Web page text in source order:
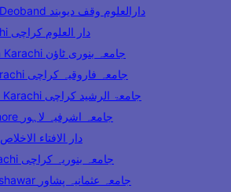
Darul Uloom Waqf Deoband دارالعلوم وقف دیوبند
Darul Uloom Karachi دار العلوم کراچی
Jamia Banuri Town Karachi جامعہ بنوری ٹاؤن
Jamia Farooqia Karachi جامعہ فاروقیہ کراچی
Jamia tur Rasheed Karachi جامعۃ الرشید کراچی
Jamia Ashrafia Lahore جامعہ اشرفیہ لاہور
Darul Ifta Al Ikhlas دار الافتاء الاخلاص
Jamia Banuria Karachi جامعہ بنوریہ کراچی
Jamia Usmania Peshawar جامعہ عثمانیہ پشاور